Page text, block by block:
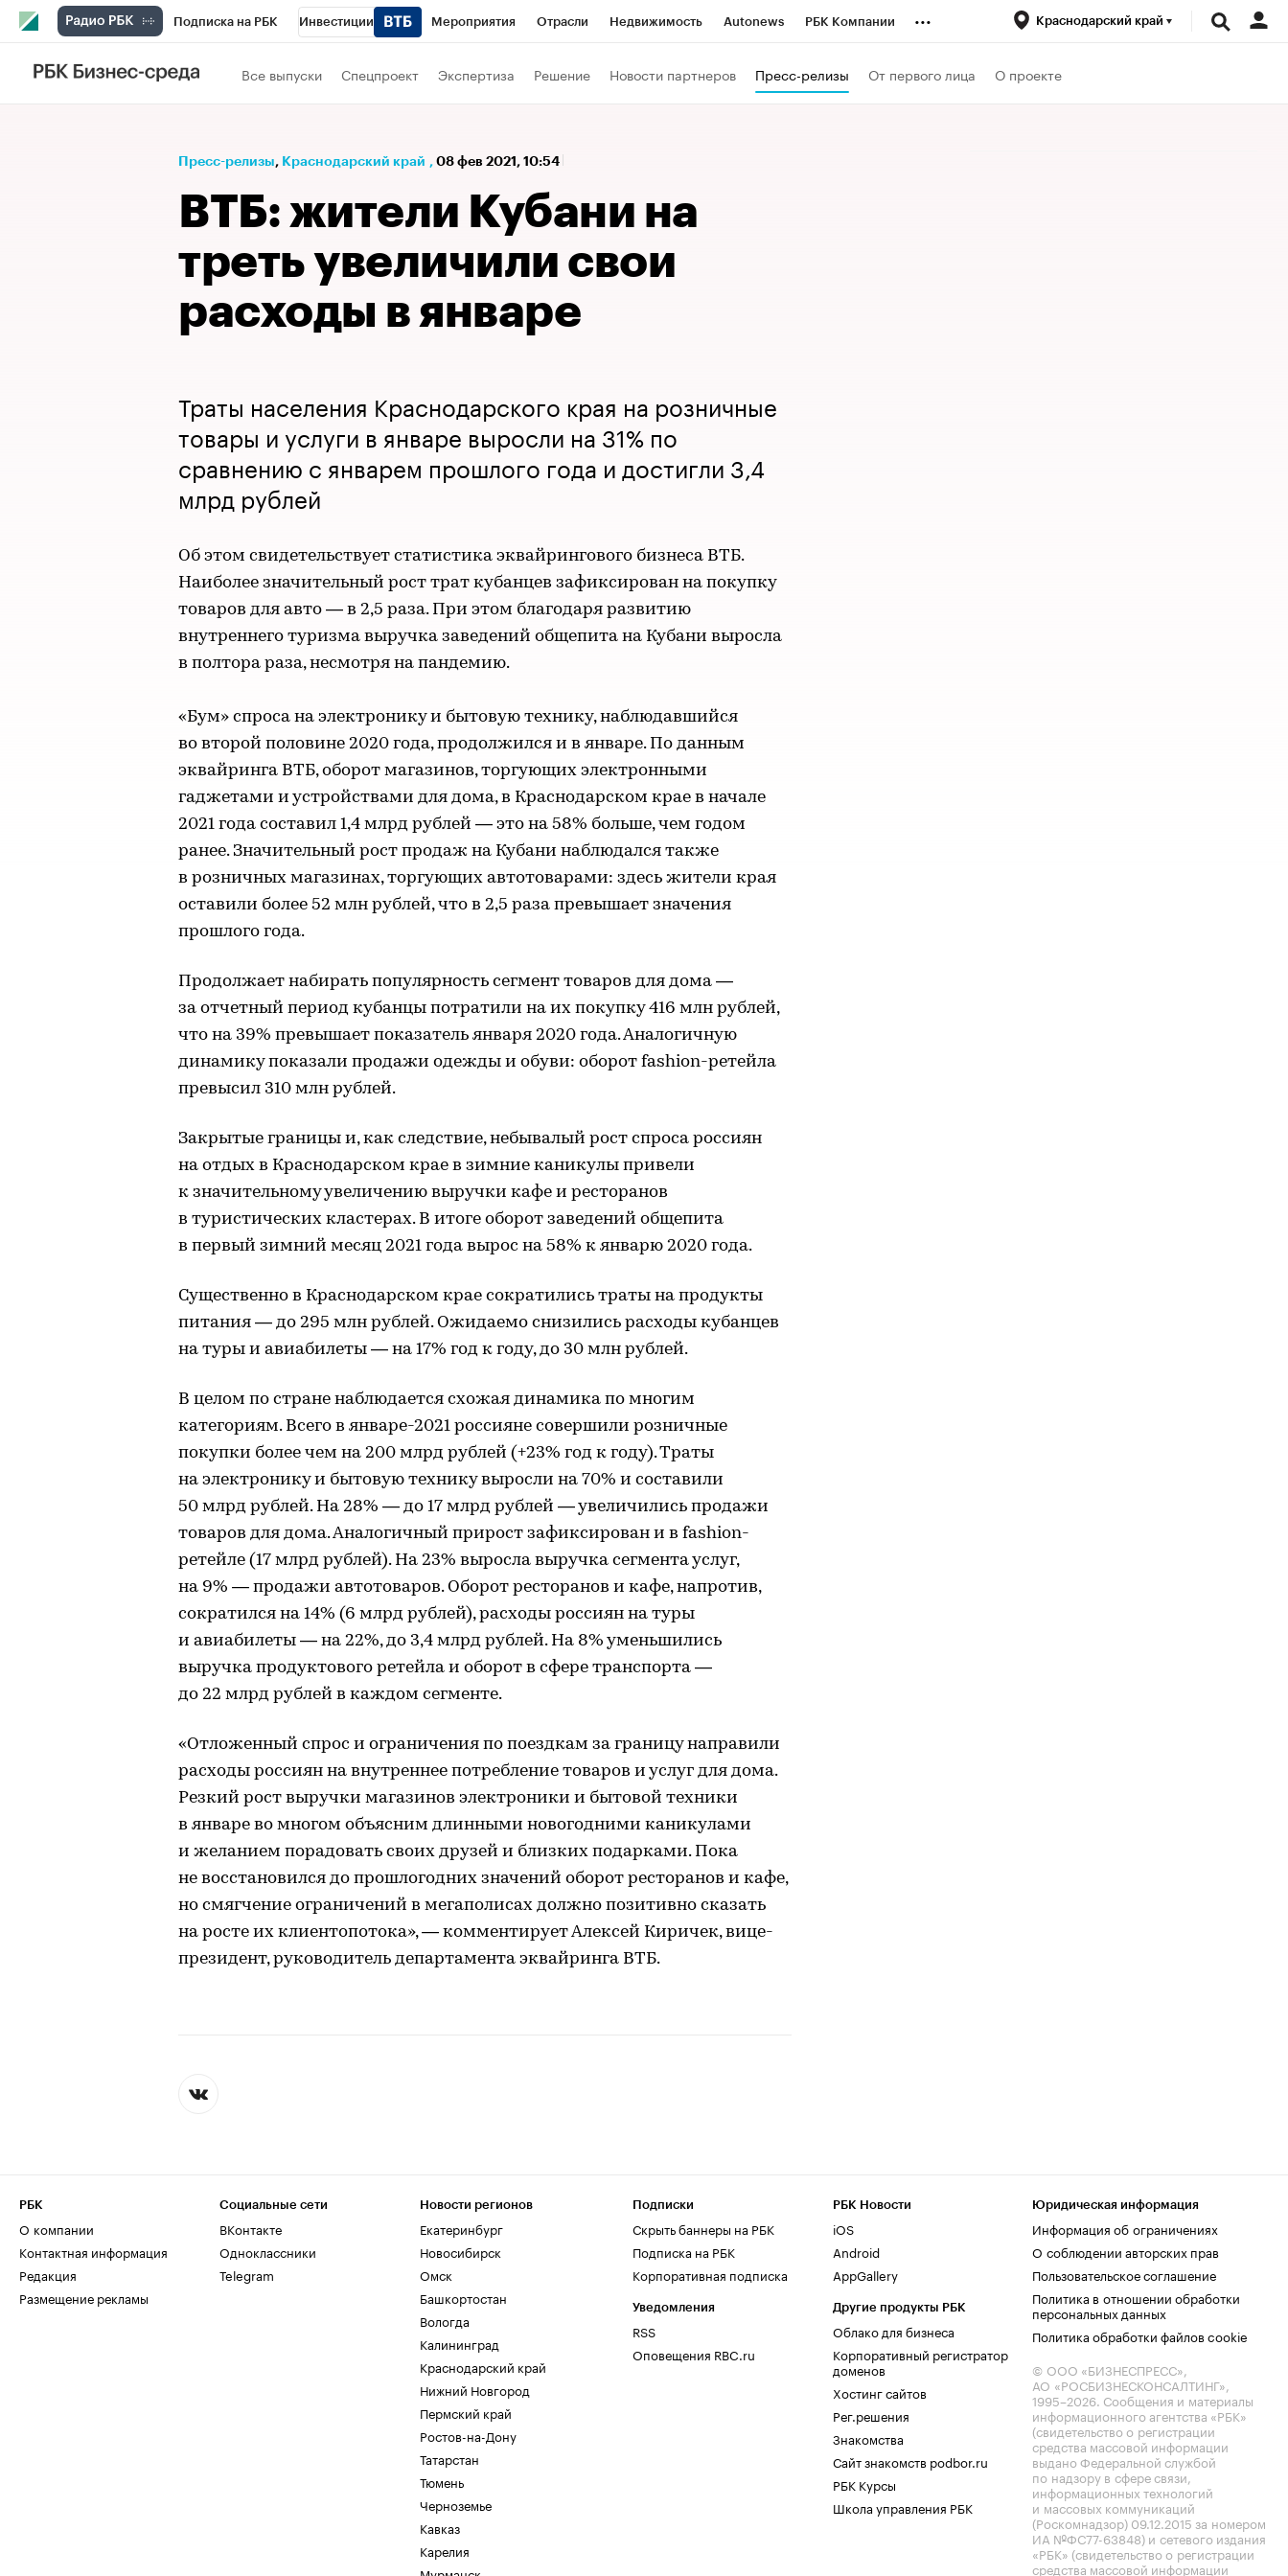
Подписка на РБК Инвестиции Мероприятия Отрасли Недвижимость Autonews РБК Компании
Телеканал
Спецпроекты Политика Экономика
... Краснодарский край
Все выпуски Спецпроект Экспертиза Решение Новости партнеров Пресс-релизы От первого лица О проекте
Пресс-релизы⁠, Краснодарский край , 08 фев 2021, 10:54
ВТБ: жители Кубани на
треть увеличили свои
расходы в январе
Траты населения Краснодарского края на розничные
товары и услуги в январе выросли на 31% по
сравнению с январем прошлого года и достигли 3,4
млрд рублей
Об этом свидетельствует статистика эквайрингового бизнеса ВТБ.
Наиболее значительный рост трат кубанцев зафиксирован на покупку
товаров для авто — в 2,5 раза. При этом благодаря развитию
внутреннего туризма выручка заведений общепита на Кубани выросла
в полтора раза, несмотря на пандемию.
«Бум» спроса на электронику и бытовую технику, наблюдавшийся
во второй половине 2020 года, продолжился и в январе. По данным
эквайринга ВТБ, оборот магазинов, торгующих электронными
гаджетами и устройствами для дома, в Краснодарском крае в начале
2021 года составил 1,4 млрд рублей — это на 58% больше, чем годом
ранее. Значительный рост продаж на Кубани наблюдался также
в розничных магазинах, торгующих автотоварами: здесь жители края
оставили более 52 млн рублей, что в 2,5 раза превышает значения
прошлого года.
Продолжает набирать популярность сегмент товаров для дома —
за отчетный период кубанцы потратили на их покупку 416 млн рублей,
что на 39% превышает показатель января 2020 года. Аналогичную
динамику показали продажи одежды и обуви: оборот fashion-ретейла
превысил 310 млн рублей.
Закрытые границы и, как следствие, небывалый рост спроса россиян
на отдых в Краснодарском крае в зимние каникулы привели
к значительному увеличению выручки кафе и ресторанов
в туристических кластерах. В итоге оборот заведений общепита
в первый зимний месяц 2021 года вырос на 58% к январю 2020 года.
Существенно в Краснодарском крае сократились траты на продукты
питания — до 295 млн рублей. Ожидаемо снизились расходы кубанцев
на туры и авиабилеты — на 17% год к году, до 30 млн рублей.
В целом по стране наблюдается схожая динамика по многим
категориям. Всего в январе-2021 россияне совершили розничные
покупки более чем на 200 млрд рублей (+23% год к году). Траты
на электронику и бытовую технику выросли на 70% и составили
50 млрд рублей. На 28% — до 17 млрд рублей — увеличились продажи
товаров для дома. Аналогичный прирост зафиксирован и в fashion-
ретейле (17 млрд рублей). На 23% выросла выручка сегмента услуг,
на 9% — продажи автотоваров. Оборот ресторанов и кафе, напротив,
сократился на 14% (6 млрд рублей), расходы россиян на туры
и авиабилеты — на 22%, до 3,4 млрд рублей. На 8% уменьшились
выручка продуктового ретейла и оборот в сфере транспорта —
до 22 млрд рублей в каждом сегменте.
«Отложенный спрос и ограничения по поездкам за границу направили
расходы россиян на внутреннее потребление товаров и услуг для дома.
Резкий рост выручки магазинов электроники и бытовой техники
в январе во многом объясним длинными новогодними каникулами
и желанием порадовать своих друзей и близких подарками. Пока
не восстановился до прошлогодних значений оборот ресторанов и кафе,
но смягчение ограничений в мегаполисах должно позитивно сказать
на росте их клиентопотока», — комментирует Алексей Киричек, вице-
президент, руководитель департамента эквайринга ВТБ.
РБК
О компании
Контактная информация
Редакция
Размещение рекламы
Социальные сети
ВКонтакте
Одноклассники
Telegram
Новости регионов
Екатеринбург
Новосибирск
Омск
Башкортостан
Вологда
Калининград
Краснодарский край
Нижний Новгород
Пермский край
Ростов-на-Дону
Татарстан
Тюмень
Черноземье
Кавказ
Карелия
Подписки
Скрыть баннеры на РБК
Подписка на РБК
Корпоративная подписка
Уведомления
RSS
Оповещения RBC.ru
РБК Новости
iOS
Android
AppGallery
Другие продукты РБК
Облако для бизнеса
Корпоративный регистратор
доменов
Хостинг сайтов
Рег.решения
Знакомства
Сайт знакомств podbor.ru
РБК Курсы
Школа управления РБК
Юридическая информация
Информация об ограничениях
О соблюдении авторских прав
Пользовательское соглашение
Политика в отношении обработки
персональных данных
Политика обработки файлов cookie
© ООО «БИЗНЕСПРЕСС»,
АО «РОСБИЗНЕСКОНСАЛТИНГ»,
1995–2026. Сообщения и материалы
информационного агентства «РБК»
(свидетельство о регистрации
средства массовой информации
выдано Федеральной службой
по надзору в сфере связи,
информационных технологий
и массовых коммуникаций
(Роскомнадзор) 09.12.2015 за номером
ИА №ФС77-63848) и сетевого издания
«РБК» (свидетельство о регистрации
средства массовой информации